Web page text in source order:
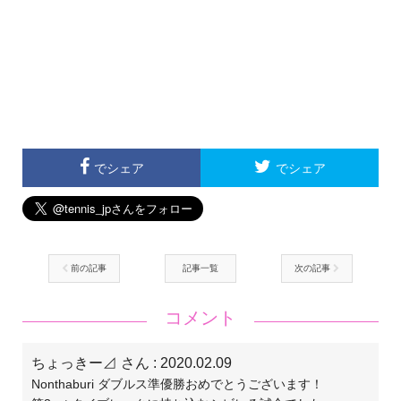
でシェア でシェア
前の記事 記事一覧 次の記事
コメント
ちょっきー⊿ さん : 2020.02.09
Nonthaburi ダブルス準優勝おめでとうございます！